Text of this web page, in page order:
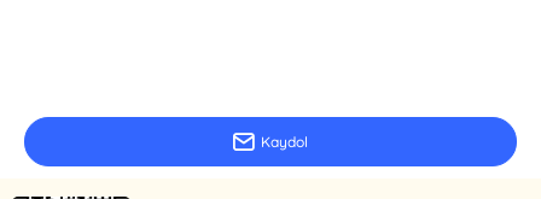
Kaydol